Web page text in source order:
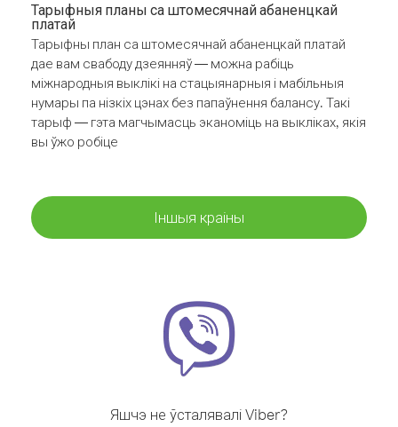
Тарыфныя планы са штомесячнай абаненцкай
платай
Тарыфны план са штомесячнай абаненцкай платай
дае вам свабоду дзеянняў — можна рабіць
міжнародныя выклікі на стацыянарныя і мабільныя
нумары па нізкіх цэнах без папаўнення балансу. Такі
тарыф — гэта магчымасць эканоміць на выкліках, якія
вы ўжо робіце
Іншыя краіны
Яшчэ не ўсталявалі Viber?